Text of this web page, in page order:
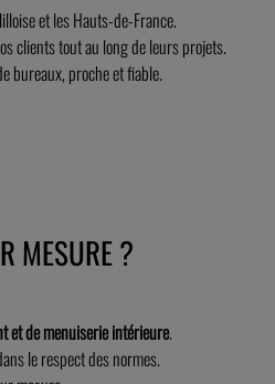
et les Hauts‑de‑France.
clients tout au long de leurs projets.
bureaux, proche et fiable.
MESURE ?
et de menuiserie intérieure.
le respect des normes.